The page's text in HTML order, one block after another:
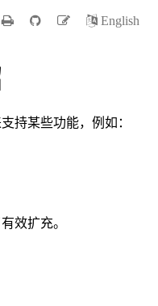
English
持某些功能，例如：
效扩充。